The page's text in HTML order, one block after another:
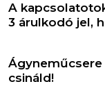
A
3 árulkodó jel,
Ágyneműcsere
csináld!